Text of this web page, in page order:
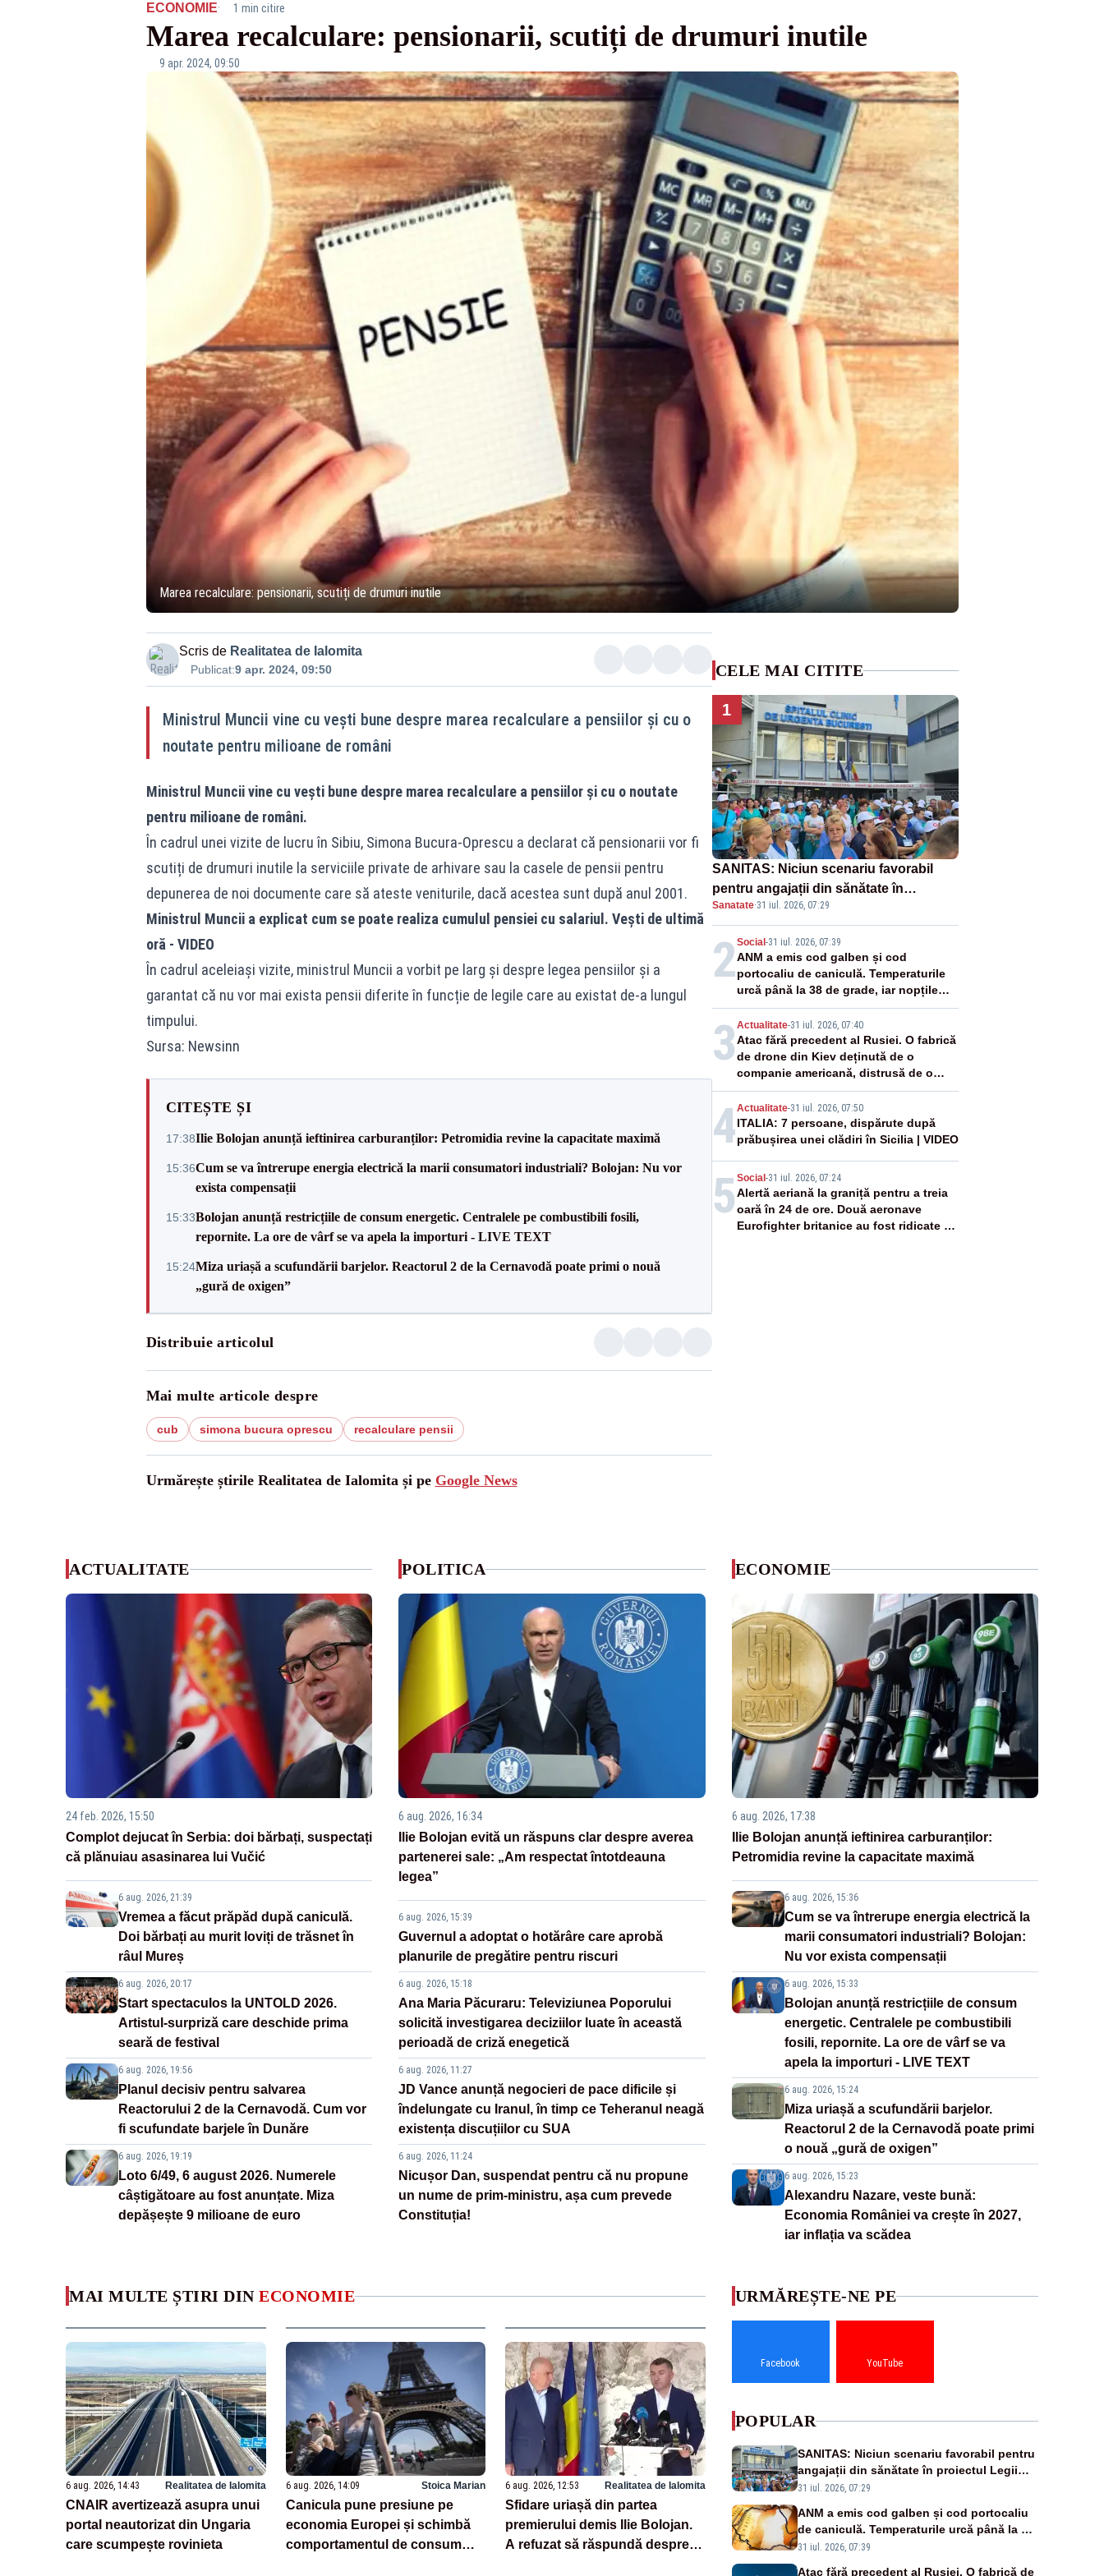
ECONOMIE· 1 min citire
Marea recalculare: pensionarii, scutiți de drumuri inutile
9 apr. 2024, 09:50
Marea recalculare: pensionarii, scutiți de drumuri inutile
Scris de Realitatea de Ialomita
Publicat:9 apr. 2024, 09:50
Ministrul Muncii vine cu vești bune despre marea recalculare a pensiilor și cu o
noutate pentru milioane de români
Ministrul Muncii vine cu vești bune despre marea recalculare a pensiilor și cu o noutate
pentru milioane de români.
În cadrul unei vizite de lucru în Sibiu, Simona Bucura-Oprescu a declarat că pensionarii vor fi
scutiți de drumuri inutile la serviciile private de arhivare sau la casele de pensii pentru
depunerea de noi documente care să ateste veniturile, dacă acestea sunt după anul 2001.
Ministrul Muncii a explicat cum se poate realiza cumulul pensiei cu salariul. Vești de ultimă
oră - VIDEO
În cadrul aceleiași vizite, ministrul Muncii a vorbit pe larg și despre legea pensiilor și a
garantat că nu vor mai exista pensii diferite în funcție de legile care au existat de-a lungul
timpului.
Sursa: Newsinn
CITEȘTE ȘI
17:38Ilie Bolojan anunță ieftinirea carburanților: Petromidia revine la capacitate maximă
15:36Cum se va întrerupe energia electrică la marii consumatori industriali? Bolojan: Nu vor
exista compensații
15:33Bolojan anunță restricțiile de consum energetic. Centralele pe combustibili fosili,
repornite. La ore de vârf se va apela la importuri - LIVE TEXT
15:24Miza uriașă a scufundării barjelor. Reactorul 2 de la Cernavodă poate primi o nouă
„gură de oxigen”
Distribuie articolul
Mai multe articole despre
cub simona bucura oprescu recalculare pensii
Urmărește știrile Realitatea de Ialomita și pe Google News
CELE MAI CITITE
1
SANITAS: Niciun scenariu favorabil
pentru angajații din sănătate în
proiectul Legii salarizării
Sanatate·31 iul. 2026, 07:29
2Social -31 iul. 2026, 07:39
ANM a emis cod galben și cod
portocaliu de caniculă. Temperaturile
urcă până la 38 de grade, iar nopțile
devin tropicale
3 Actualitate-31 iul. 2026, 07:40
Atac fără precedent al Rusiei. O fabrică
de drone din Kiev deținută de o
companie americană, distrusă de o
rachetă rusească
4Actualitate-31 iul. 2026, 07:50
ITALIA: 7 persoane, dispărute după
prăbușirea unei clădiri în Sicilia | VIDEO
5 Social -31 iul. 2026, 07:24
Alertă aeriană la graniță pentru a treia
oară în 24 de ore. Două aeronave
Eurofighter britanice au fost ridicate de
ACTUALITATE
24 feb. 2026, 15:50
Complot dejucat în Serbia: doi bărbați, suspectați
că plănuiau asasinarea lui Vučić
6 aug. 2026, 21:39
Vremea a făcut prăpăd după caniculă.
Doi bărbați au murit loviți de trăsnet în
râul Mureș
6 aug. 2026, 20:17
Start spectaculos la UNTOLD 2026.
Artistul-surpriză care deschide prima
seară de festival
6 aug. 2026, 19:56
Planul decisiv pentru salvarea
Reactorului 2 de la Cernavodă. Cum vor
fi scufundate barjele în Dunăre
6 aug. 2026, 19:19
Loto 6/49, 6 august 2026. Numerele
câștigătoare au fost anunțate. Miza
depășește 9 milioane de euro
POLITICA
6 aug. 2026, 16:34
Ilie Bolojan evită un răspuns clar despre averea
partenerei sale: „Am respectat întotdeauna
legea”
6 aug. 2026, 15:39
Guvernul a adoptat o hotărâre care aprobă
planurile de pregătire pentru riscuri
6 aug. 2026, 15:18
Ana Maria Păcuraru: Televiziunea Poporului
solicită investigarea deciziilor luate în această
perioadă de criză enegetică
6 aug. 2026, 11:27
JD Vance anunță negocieri de pace dificile și
îndelungate cu Iranul, în timp ce Teheranul neagă
existența discuțiilor cu SUA
6 aug. 2026, 11:24
Nicușor Dan, suspendat pentru că nu propune
un nume de prim-ministru, așa cum prevede
Constituția!
ECONOMIE
6 aug. 2026, 17:38
Ilie Bolojan anunță ieftinirea carburanților:
Petromidia revine la capacitate maximă
6 aug. 2026, 15:36
Cum se va întrerupe energia electrică la
marii consumatori industriali? Bolojan:
Nu vor exista compensații
6 aug. 2026, 15:33
Bolojan anunță restricțiile de consum
energetic. Centralele pe combustibili
fosili, repornite. La ore de vârf se va
apela la importuri - LIVE TEXT
6 aug. 2026, 15:24
Miza uriașă a scufundării barjelor.
Reactorul 2 de la Cernavodă poate primi
o nouă „gură de oxigen”
6 aug. 2026, 15:23
Alexandru Nazare, veste bună:
Economia României va crește în 2027,
iar inflația va scădea
MAI MULTE ȘTIRI DIN ECONOMIE
6 aug. 2026, 14:43 Realitatea de Ialomita
CNAIR avertizează asupra unui
portal neautorizat din Ungaria
care scumpește rovinieta
6 aug. 2026, 14:09 Stoica Marian
Canicula pune presiune pe
economia Europei și schimbă
comportamentul de consum
6 aug. 2026, 12:53 Realitatea de Ialomita
Sfidare uriașă din partea
premierului demis Ilie Bolojan.
A refuzat să răspundă despre
URMĂREȘTE-NE PE
Facebook YouTube
POPULAR
SANITAS: Niciun scenariu favorabil pentru
angajații din sănătate în proiectul Legii
salarizării
31 iul. 2026, 07:29
ANM a emis cod galben și cod portocaliu
de caniculă. Temperaturile urcă până la 38
de grade, iar nopțile devin tropicale
31 iul. 2026, 07:39
Atac fără precedent al Rusiei. O fabrică de